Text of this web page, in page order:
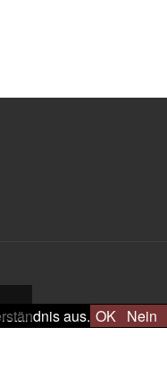
aus. OK Nein